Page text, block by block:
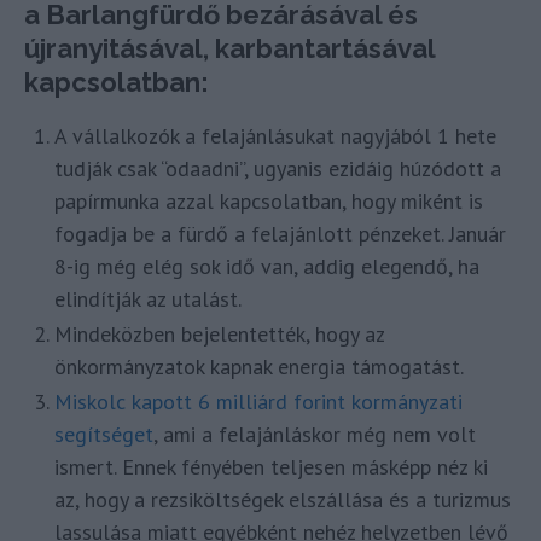
a Barlangfürdő bezárásával és
újranyitásával, karbantartásával
kapcsolatban:
A vállalkozók a felajánlásukat nagyjából 1 hete
tudják csak “odaadni”, ugyanis ezidáig húzódott a
papírmunka azzal kapcsolatban, hogy miként is
fogadja be a fürdő a felajánlott pénzeket. Január
8-ig még elég sok idő van, addig elegendő, ha
elindítják az utalást.
Mindeközben bejelentették, hogy az
önkormányzatok kapnak energia támogatást.
Miskolc kapott 6 milliárd forint kormányzati
segítséget, ami a felajánláskor még nem volt
ismert. Ennek fényében teljesen másképp néz ki
az, hogy a rezsiköltségek elszállása és a turizmus
lassulása miatt egyébként nehéz helyzetben lévő